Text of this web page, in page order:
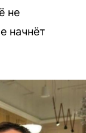
не
начнёт